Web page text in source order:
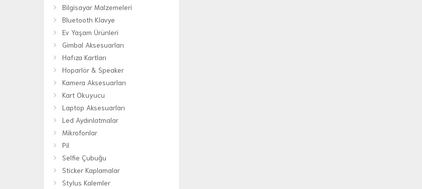
Bilgisayar Malzemeleri
Bluetooth Klavye
Ev Yaşam Ürünleri
Gimbal Aksesuarları
Hafıza Kartları
Hoparlör & Speaker
Kamera Aksesuarları
Kart Okuyucu
Laptop Aksesuarları
Led Aydınlatmalar
Mikrofonlar
Pil
Selfie Çubuğu
Sticker Kaplamalar
Stylus Kalemler